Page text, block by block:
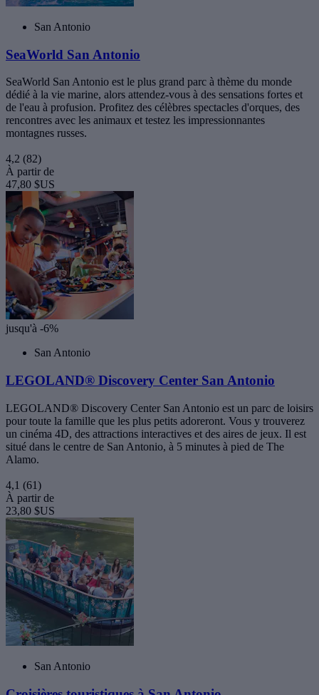
San Antonio
SeaWorld San Antonio
SeaWorld San Antonio est le plus grand parc à thème du monde
dédié à la vie marine, alors attendez-vous à des sensations fortes et
de l'eau à profusion. Profitez des célèbres spectacles d'orques, des
rencontres avec les animaux et testez les impressionnantes
montagnes russes.
4,2 (82)
À partir de
47,80 $US
jusqu'à -6%
San Antonio
LEGOLAND® Discovery Center San Antonio
LEGOLAND® Discovery Center San Antonio est un parc de loisirs
pour toute la famille que les plus petits adoreront. Vous y trouverez
un cinéma 4D, des attractions interactives et des aires de jeux. Il est
situé dans le centre de San Antonio, à 5 minutes à pied de The
Alamo.
4,1 (61)
À partir de
23,80 $US
San Antonio